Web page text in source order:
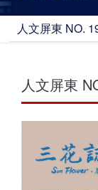
人文屏東 NO.
SF 三花
人文屏東